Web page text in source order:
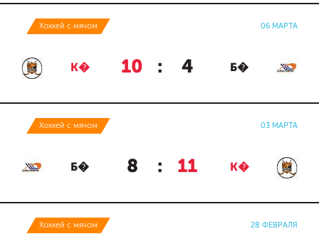
Хоккей с мячом 06 МАРТА
К� 10 : 4 Б�
Хоккей с мячом 03 МАРТА
Б� 8 : 11 К�
Хоккей с мячом 28 ФЕВРАЛЯ